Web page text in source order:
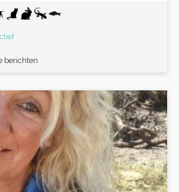
berichten